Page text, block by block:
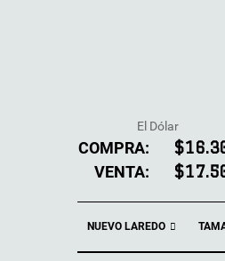
El Dólar
COMPRA:
VENTA:
NUEVO LAREDO